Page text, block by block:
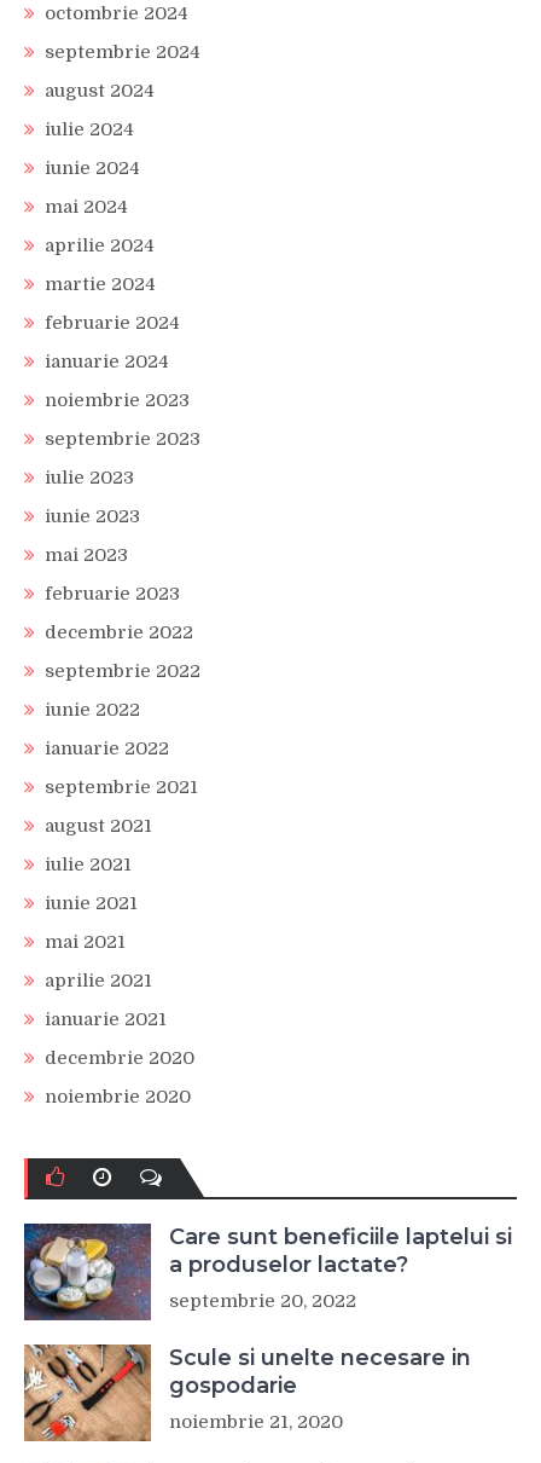
octombrie 2024
septembrie 2024
august 2024
iulie 2024
iunie 2024
mai 2024
aprilie 2024
martie 2024
februarie 2024
ianuarie 2024
noiembrie 2023
septembrie 2023
iulie 2023
iunie 2023
mai 2023
februarie 2023
decembrie 2022
septembrie 2022
iunie 2022
ianuarie 2022
septembrie 2021
august 2021
iulie 2021
iunie 2021
mai 2021
aprilie 2021
ianuarie 2021
decembrie 2020
noiembrie 2020
Care sunt beneficiile laptelui si
a produselor lactate?
septembrie 20, 2022
Scule si unelte necesare in
gospodarie
noiembrie 21, 2020